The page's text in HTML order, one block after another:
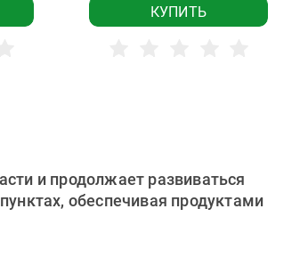
КУПИТЬ
и продолжает развиваться
обеспечивая продуктами